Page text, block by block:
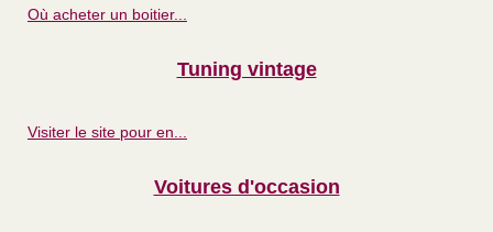
Où acheter un boitier...
Tuning vintage
Visiter le site pour en...
Voitures d'occasion